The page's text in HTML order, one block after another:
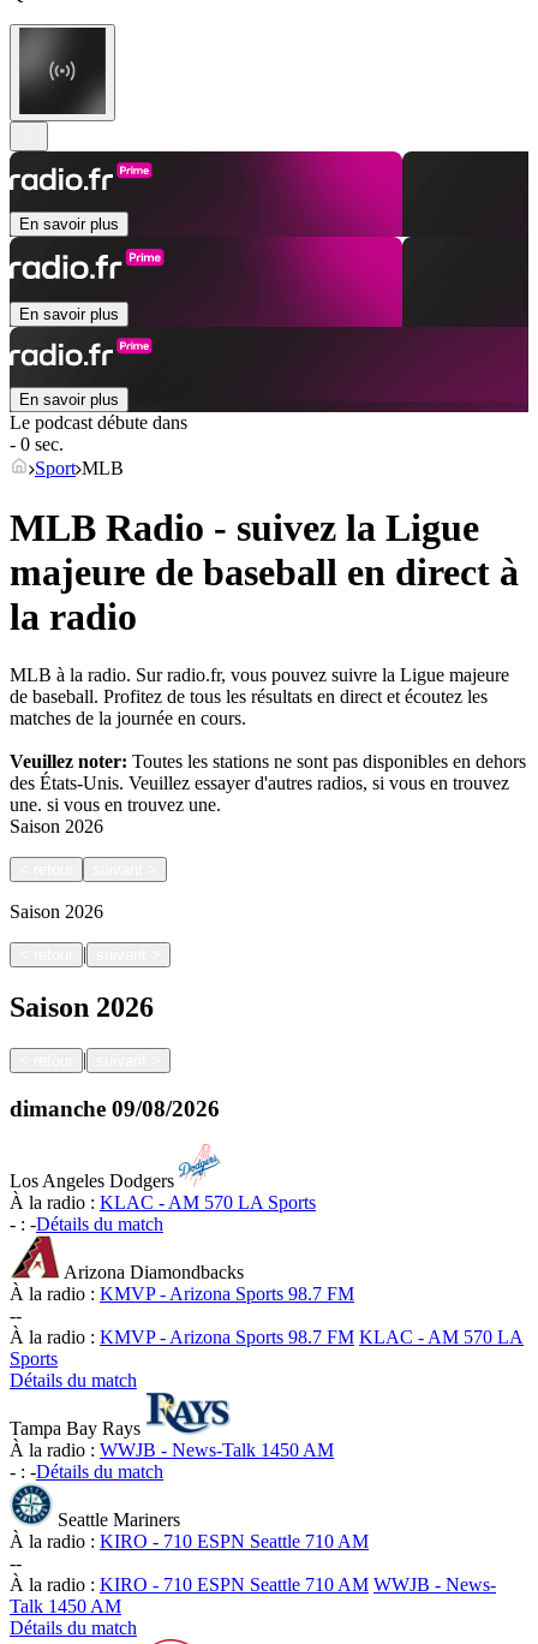
En savoir plus
En savoir plus
En savoir plus
Le podcast débute dans
- 0 sec.
Sport MLB
MLB Radio - suivez la Ligue
majeure de baseball en direct à
la radio
MLB à la radio. Sur radio.fr, vous pouvez suivre la Ligue majeure
de baseball. Profitez de tous les résultats en direct et écoutez les
matches de la journée en cours.
Veuillez noter: Toutes les stations ne sont pas disponibles en dehors
des États-Unis. Veuillez essayer d'autres radios, si vous en trouvez
une. si vous en trouvez une.
Saison 2026
Saison 2026
|
Saison 2026
|
dimanche 09/08/2026
Los Angeles Dodgers
À la radio : KLAC - AM 570 LA Sports
- : -Détails du match
Arizona Diamondbacks
À la radio : KMVP - Arizona Sports 98.7 FM
--
À la radio : KMVP - Arizona Sports 98.7 FM KLAC - AM 570 LA
Sports
Détails du match
Tampa Bay Rays
À la radio : WWJB - News-Talk 1450 AM
- : -Détails du match
Seattle Mariners
À la radio : KIRO - 710 ESPN Seattle 710 AM
--
À la radio : KIRO - 710 ESPN Seattle 710 AM WWJB - News-
Talk 1450 AM
Détails du match